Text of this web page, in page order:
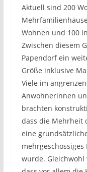
Aktuell sind 200
Wohnen und 100
Zwischen diesem
Papendorf ein
Größe inklusive
Viele im
Anwohnerinnen
brachten
dass die Mehrheit
eine
wurde. Gleichwohl